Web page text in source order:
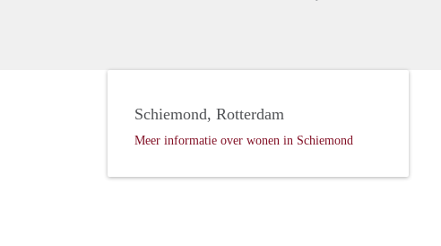
Schiemond, Rotterdam
Meer informatie over wonen in Schiemond